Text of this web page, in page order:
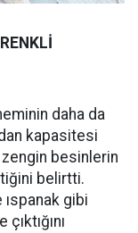
daha da
kapasitesi
zengin besinlerin
belirtti.
ıspanak gibi